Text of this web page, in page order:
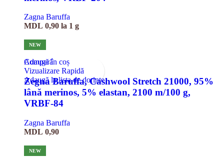
Zagna Baruffa
MDL 0,90 la 1 g
NEW
Compară
Vizualizare Rapidă
Adaugă la lista de dorințe
Adaugă în coș
Zegna Baruffa, Cashwool Stretch 21000, 95%
lână merinos, 5% elastan, 2100 m/100 g,
VRBF-84
Zagna Baruffa
MDL 0,90
NEW